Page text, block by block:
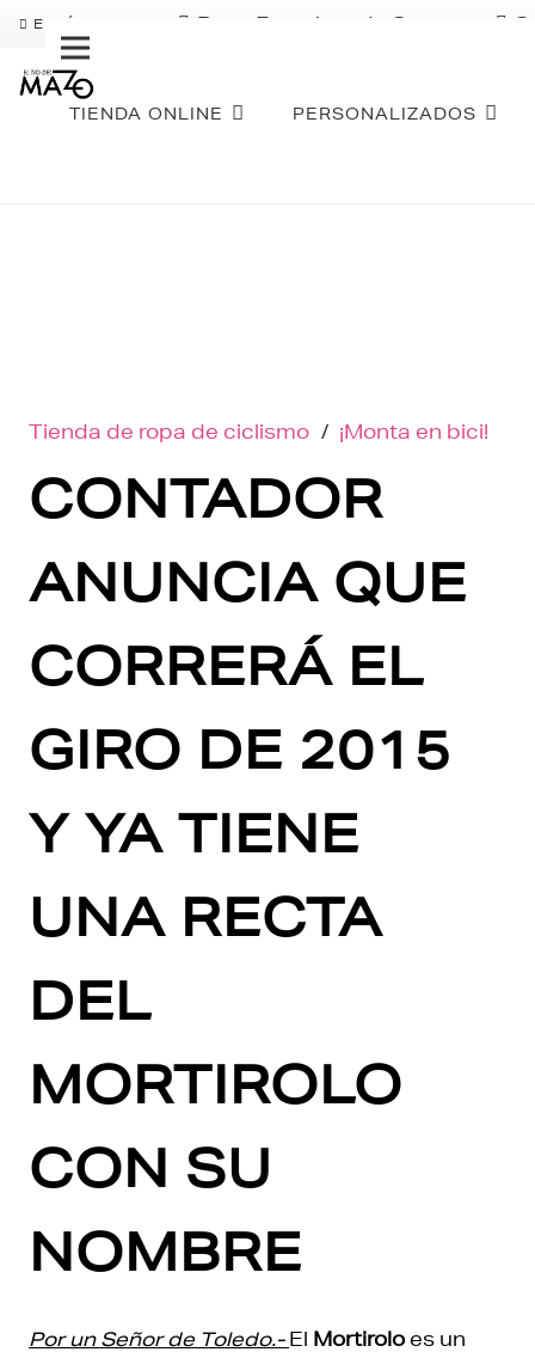
ENVÍO GRATIS Pago Fraccionado Sequra
TIENDA ONLINE PERSONALIZADOS
Tienda de ropa de ciclismo / ¡Monta en bici!
CONTADOR
ANUNCIA QUE
CORRERÁ EL
GIRO DE 2015
Y YA TIENE
UNA RECTA
DEL
MORTIROLO
CON SU
NOMBRE
Por un Señor de Toledo.- El Mortiroloes un